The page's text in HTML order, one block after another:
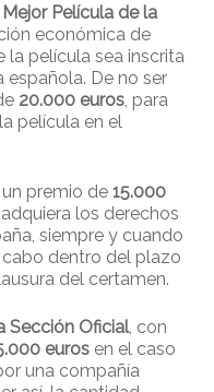
Película de la
económica de
la película sea inscrita
De no ser
20.000 euros, para
película en el
premio de 15.000
los derechos
siempre y cuando
dentro del plazo
del certamen.
Sección Oficial, con
eurosen el caso
una compañía